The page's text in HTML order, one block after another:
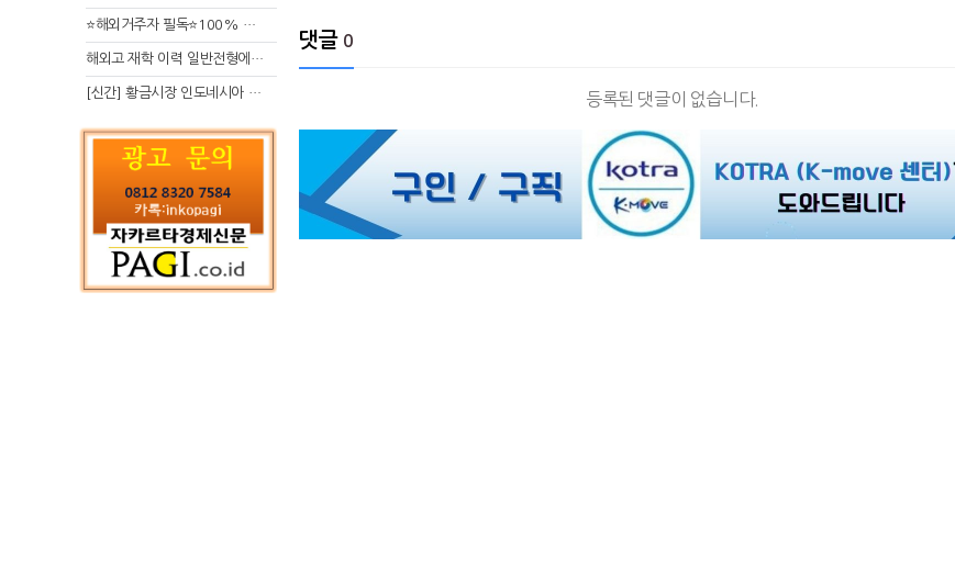
⭐해외거주자 필독⭐100% 온라인 마지막 한국어교원 2급 추가모집 (~8/2)
해외고 재학 이력 일반전형에서 분명한 입시 강점 살리는 전략
[신간] 황금시장 인도네시아 슈퍼리치의 성공 수업
댓글 0
등록된 댓글이 없습니다.